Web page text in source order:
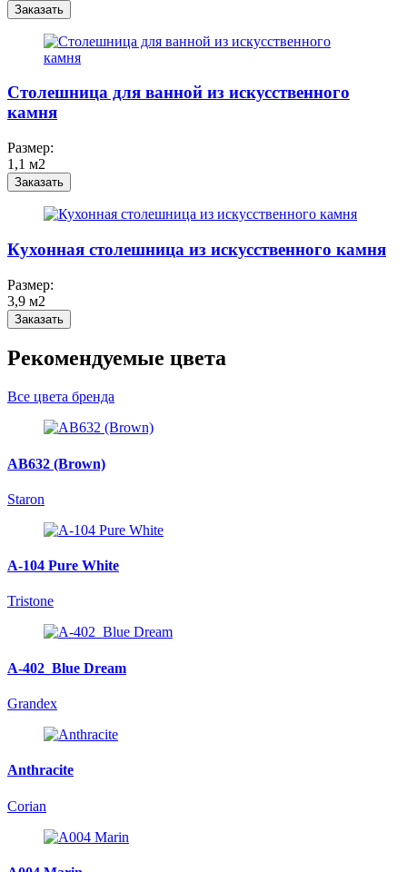
Заказать
Столешница для ванной из искусственного
камня
Размер:
1,1 м2
Заказать
Кухонная столешница из искусственного камня
Размер:
3,9 м2
Заказать
Рекомендуемые цвета
Все цвета бренда
AB632 (Brown)
Staron
A-104 Pure White
Tristone
A-402_Blue Dream
Grandex
Anthracite
Corian